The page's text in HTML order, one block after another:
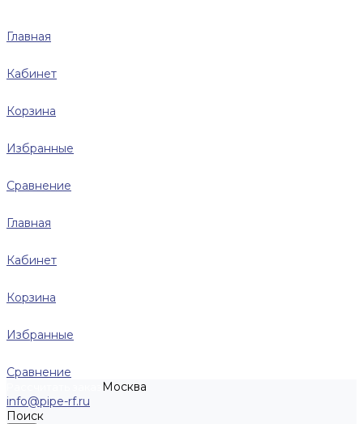
Главная
Кабинет
Корзина
Избранные
Сравнение
Главная
Кабинет
Корзина
Избранные
Сравнение
Москва
info@pipe-rf.ru
Поиск